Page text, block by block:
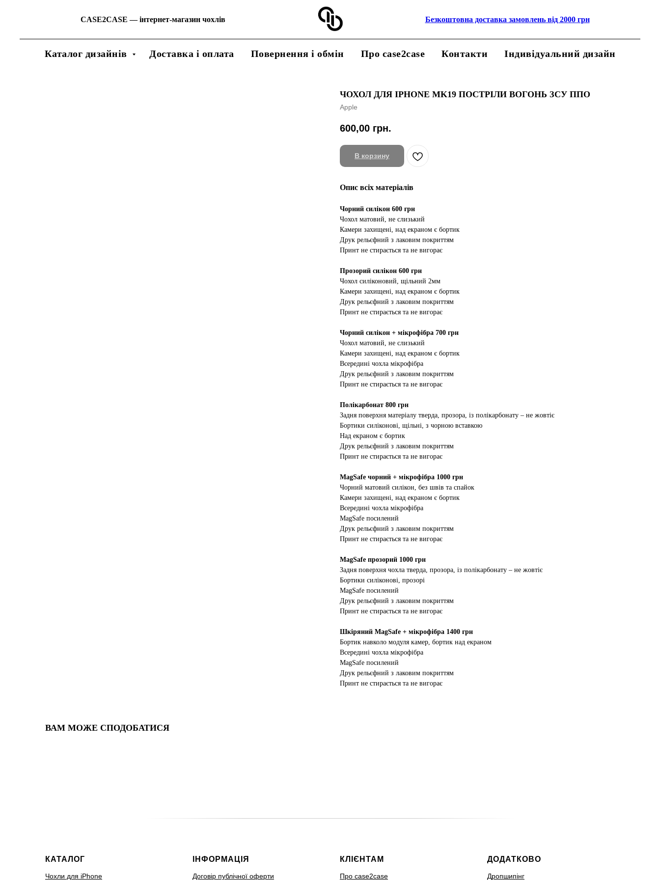
CASE2CASE—інтернет-магазин чохлів Безкоштовна доставка замовлень від 2000 грн
Каталог дизайнів Доставка і оплата Повернення і обмін Про case2case Контакти Індивідуальний дизайн
ЧОХОЛ ДЛЯ IPHONE MK19 ПОСТРІЛИ ВОГОНЬ ЗСУ ППО
Apple
600,00 грн.
В корзину
Опис всіх матеріалів
Чорний силікон 600 грн
Чохол матовий, не слизький
Камери захищені, над екраном є бортик
Друк рельєфний з лаковим покриттям
Принт не стирається та не вигорає
Прозорий силікон 600 грн
Чохол силіконовий, щільний 2мм
Камери захищені, над екраном є бортик
Друк рельєфний з лаковим покриттям
Принт не стирається та не вигорає
Чорний силікон + мікрофібра 700 грн
Чохол матовий, не слизький
Камери захищені, над екраном є бортик
Всередині чохла мікрофібра
Друк рельєфний з лаковим покриттям
Принт не стирається та не вигорає
Полікарбонат 800 грн
Задня поверхня матеріалу тверда, прозора, із полікарбонату – не жовтіє
Бортики силіконові, щільні, з чорною вставкою
Над екраном є бортик
Друк рельєфний з лаковим покриттям
Принт не стирається та не вигорає
MagSafe чорний + мікрофібра 1000 грн
Чорний матовий силікон, без швів та спайок
Камери захищені, над екраном є бортик
Всередині чохла мікрофібра
MagSafe посилений
Друк рельєфний з лаковим покриттям
Принт не стирається та не вигорає
MagSafe прозорий 1000 грн
Задня поверхня чохла тверда, прозора, із полікарбонату – не жовтіє
Бортики силіконові, прозорі
MagSafe посилений
Друк рельєфний з лаковим покриттям
Принт не стирається та не вигорає
Шкіряний MagSafe + мікрофібра 1400 грн
Бортик навколо модуля камер, бортик над екраном
Всередині чохла мікрофібра
MagSafe посилений
Друк рельєфний з лаковим покриттям
Принт не стирається та не вигорає
ВАМ МОЖЕ СПОДОБАТИСЯ
КАТАЛОГ
Чохли для iPhone
ІНФОРМАЦІЯ
Договір публічної оферти
КЛІЄНТАМ
Про case2case
ДОДАТКОВО
Дропшипінг